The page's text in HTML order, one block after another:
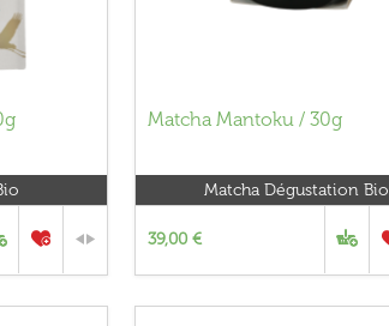
Matcha Mantoku / 30g
Matcha Dégustation Bio
39,00 €